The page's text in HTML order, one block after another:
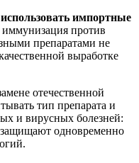
импортные
против
препаратами не
выработке
отечественной
тип препарата и
и вирусных болезней:
одновременно